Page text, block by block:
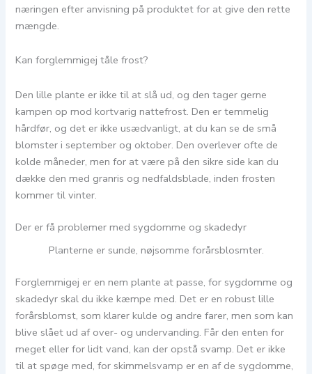
næringen efter anvisning på produktet for at give den rette
mængde.
Kan forglemmigej tåle frost?
Den lille plante er ikke til at slå ud, og den tager gerne
kampen op mod kortvarig nattefrost. Den er temmelig
hårdfør, og det er ikke usædvanligt, at du kan se de små
blomster i september og oktober. Den overlever ofte de
kolde måneder, men for at være på den sikre side kan du
dække den med granris og nedfaldsblade, inden frosten
kommer til vinter.
Der er få problemer med sygdomme og skadedyr
Planterne er sunde, nøjsomme forårsblosmter.
Forglemmigej er en nem plante at passe, for sygdomme og
skadedyr skal du ikke kæmpe med. Det er en robust lille
forårsblomst, som klarer kulde og andre farer, men som kan
blive slået ud af over- og undervanding. Får den enten for
meget eller for lidt vand, kan der opstå svamp. Det er ikke
til at spøge med, for skimmelsvamp er en af de sygdomme,